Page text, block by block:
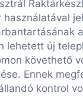
használatával
lehetett új
követhető
Ennek
kontrol